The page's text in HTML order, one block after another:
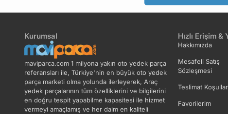
Kurumsal
maviparca.com 1 milyona yakın oto yedek parça
referansları ile, Türkiye'nin en büyük oto yedek
parça marketi olma yolunda ilerleyerek, Araç
yedek parçalarının tüm özelliklerini ve bilgilerini
en doğru tespit yapabilme kapasitesi ile hizmet
vermeyi amaçlamış ve her daim en kaliteli
Hızlı Erişim
Hakkımızda
Mesafeli Satış
Sözleşmesi
Teslimat
Favorilerim